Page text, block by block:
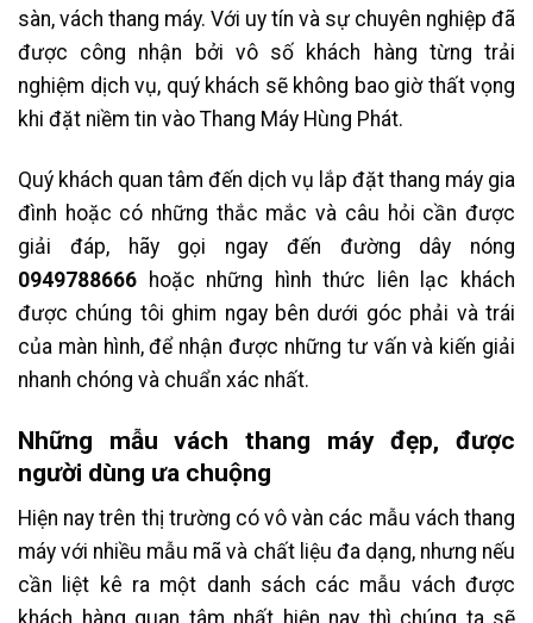
sàn, vách thang máy. Với uy tín và sự chuyên nghiệp đã
được công nhận bởi vô số khách hàng từng trải
nghiệm dịch vụ, quý khách sẽ không bao giờ thất vọng
khi đặt niềm tin vào Thang Máy Hùng Phát.
Quý khách quan tâm đến dịch vụ lắp đặt thang máy gia
đình hoặc có những thắc mắc và câu hỏi cần được
giải đáp, hãy gọi ngay đến đường dây nóng
0949788666 hoặc những hình thức liên lạc khách
được chúng tôi ghim ngay bên dưới góc phải và trái
của màn hình, để nhận được những tư vấn và kiến giải
nhanh chóng và chuẩn xác nhất.
Những mẫu vách thang máy đẹp, được
người dùng ưa chuộng
Hiện nay trên thị trường có vô vàn các mẫu vách thang
máy với nhiều mẫu mã và chất liệu đa dạng, nhưng nếu
cần liệt kê ra một danh sách các mẫu vách được
khách hàng quan tâm nhất hiện nay thì chúng ta sẽ